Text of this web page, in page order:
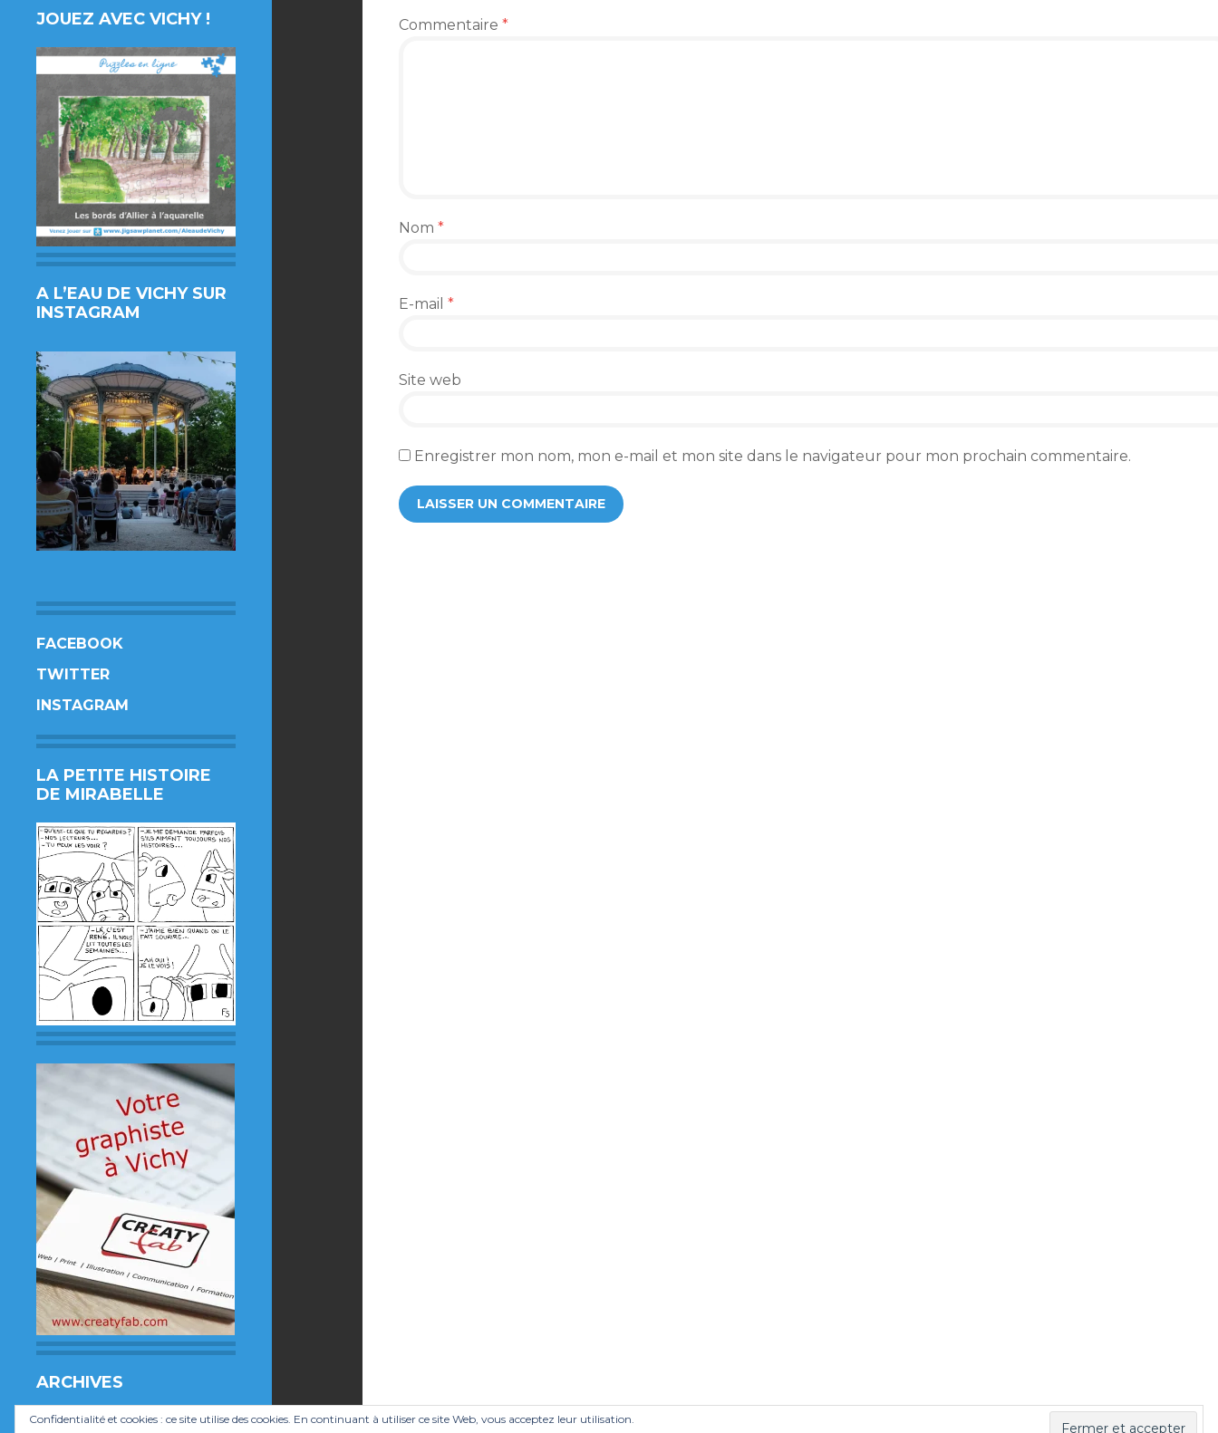
JOUEZ AVEC VICHY !
A L’EAU DE VICHY SUR
INSTAGRAM
FACEBOOK
TWITTER
INSTAGRAM
LA PETITE HISTOIRE
DE MIRABELLE
ARCHIVES
Archives
Commentaire *
Nom *
E-mail *
Site web
Enregistrer mon nom, mon e-mail et mon site dans le navigateur pour mon prochain commentaire.
Confidentialité et cookies : ce site utilise des cookies. En continuant à utiliser ce site Web, vous acceptez leur utilisation.